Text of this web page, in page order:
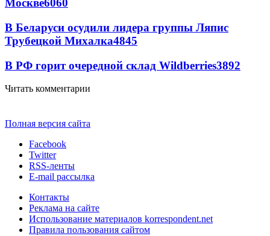
Москве6060
В Беларуси осудили лидера группы Ляпис
Трубецкой Михалка4845
В РФ горит очередной склад Wildberries3892
Читать комментарии
Полная версия сайта
Facebook
Twitter
RSS-ленты
E-mail рассылка
Контакты
Реклама на сайте
Использование материалов korrespondent.net
Правила пользования сайтом